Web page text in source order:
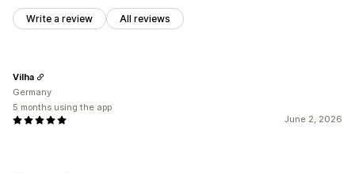
Write a review All reviews
June 2, 2026
Vilha
Germany
5 months using the app